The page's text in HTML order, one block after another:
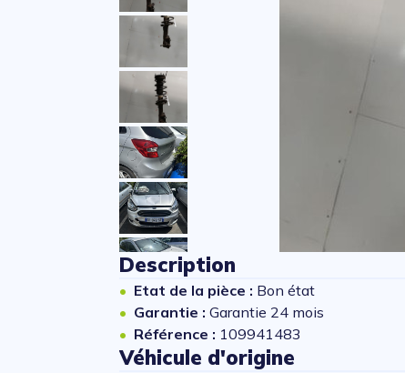
Description
Etat de la pièce : Bon état
Garantie : Garantie 24 mois
Référence : 109941483
Véhicule d'origine